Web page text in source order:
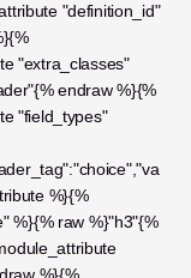
"definition_id"
"extra_classes"
endraw %}{%
"field_types"
%}{%
%}{% raw %}"h3"{%